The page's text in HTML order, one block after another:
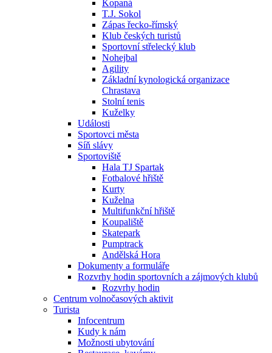
Kopaná
T.J. Sokol
Zápas řecko-římský
Klub českých turistů
Sportovní střelecký klub
Nohejbal
Agility
Základní kynologická organizace
Chrastava
Stolní tenis
Kuželky
Události
Sportovci města
Síň slávy
Sportoviště
Hala TJ Spartak
Fotbalové hřiště
Kurty
Kuželna
Multifunkční hřiště
Koupaliště
Skatepark
Pumptrack
Andělská Hora
Dokumenty a formuláře
Rozvrhy hodin sportovních a zájmových klubů
Rozvrhy hodin
Centrum volnočasových aktivit
Turista
Infocentrum
Kudy k nám
Možnosti ubytování